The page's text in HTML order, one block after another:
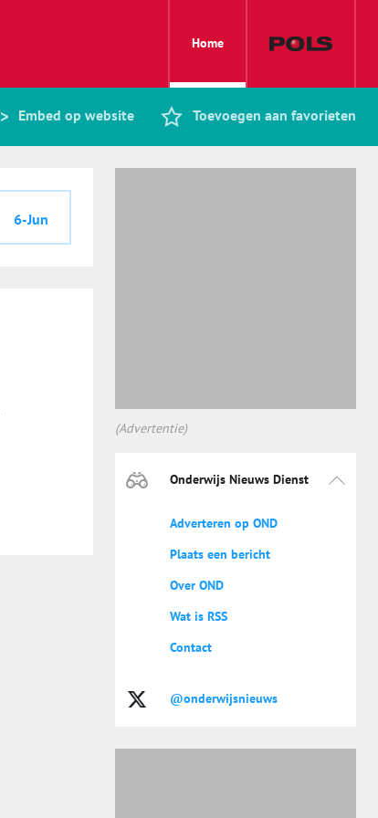
Home
Embed op website Toevoegen aan favorieten
6-Jun
(Advertentie)
Onderwijs Nieuws Dienst
Adverteren op OND
Plaats een bericht
Over OND
Wat is RSS
Contact
@onderwijsnieuws